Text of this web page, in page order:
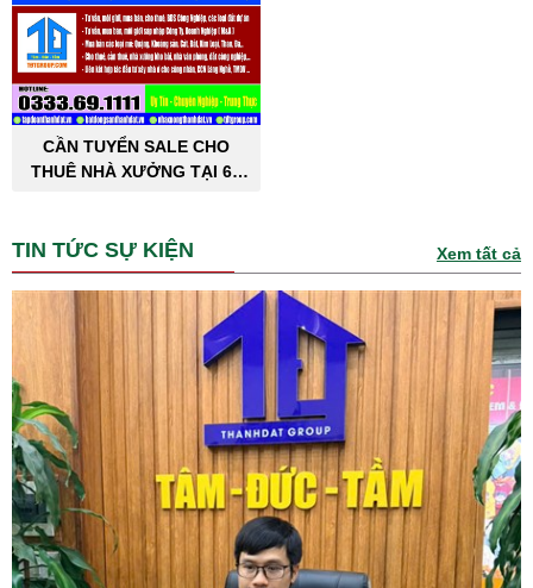
CẦN TUYỂN SALE CHO
THUÊ NHÀ XƯỞNG TẠI 63
TIN TỨC SỰ KIỆN Xem tất cả